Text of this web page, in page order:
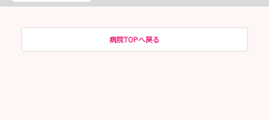
病院TOPへ戻る